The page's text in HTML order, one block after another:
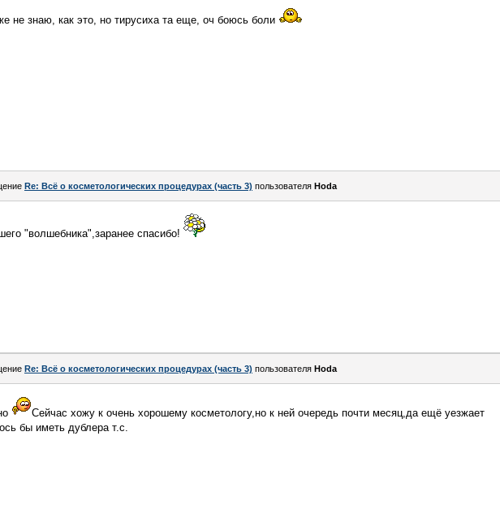
не знаю, как это, но тирусиха та еще, оч боюсь боли
Re: Всё о косметологических процедурах (часть 3) пользователя Hoda
"волшебника",заранее спасибо!
Re: Всё о косметологических процедурах (часть 3) пользователя Hoda
Сейчас хожу к очень хорошему косметологу,но к ней очередь почти месяц,да ещё уезжает
бы иметь дублера т.с.